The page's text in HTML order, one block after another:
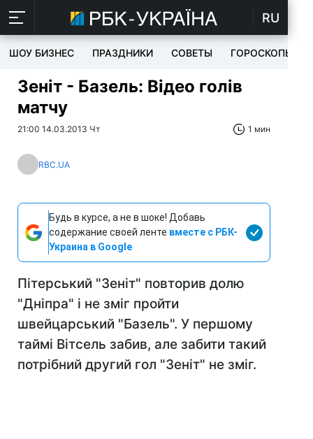
RU
ШОУ БИЗНЕС ПРАЗДНИКИ СОВЕТЫ ГОРОСКОПЫ
Зеніт - Базель: Відео голів
матчу
21:00 14.03.2013 Чт 1 мин
RBC.UA
Будь в курсе, а не в шоке! Добавь
содержание своей ленте вместе с РБК-
Украина в Google
Пітерський "Зеніт" повторив долю
"Дніпра" і не зміг пройти
швейцарський "Базель". У першому
таймі Вітсель забив, але забити такий
потрібний другий гол "Зеніт" не зміг.